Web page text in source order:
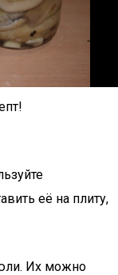
её на плиту,
Их можно